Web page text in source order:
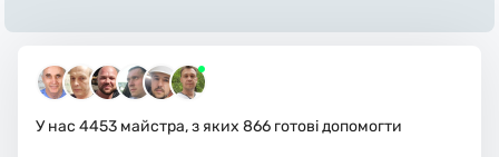
Виконавці стежать за чистотою та прибирають робоче місц
У нас 4453 майстра, з яких 866 готові допомогти